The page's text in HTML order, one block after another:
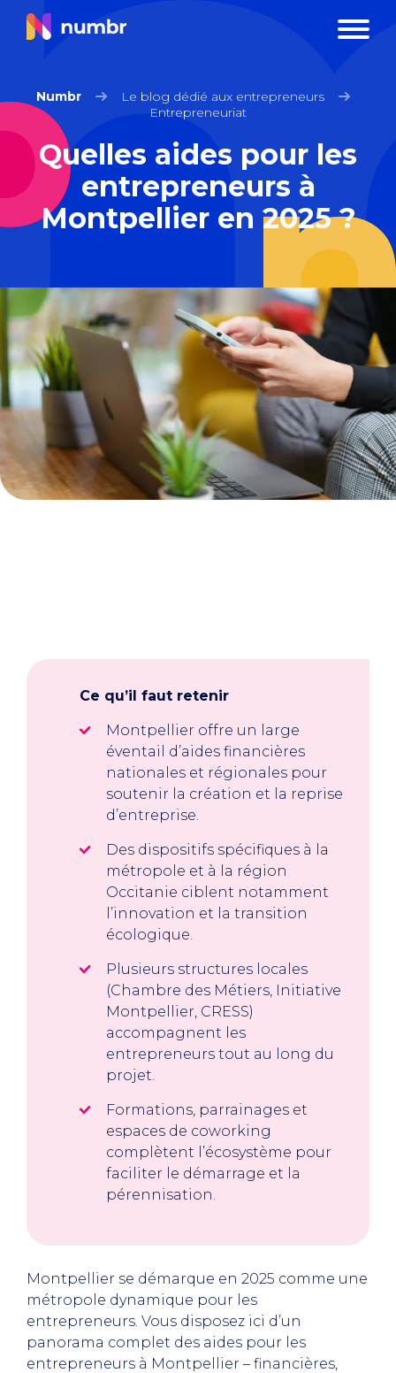
Numbr
Le blog dédié aux entrepreneurs
Entrepreneuriat
Quelles aides pour les
entrepreneurs à
Montpellier en 2025 ?
Ce qu’il faut retenir
Montpellier offre un large
éventail d’aides financières
nationales et régionales pour
soutenir la création et la reprise
d’entreprise.
Des dispositifs spécifiques à la
métropole et à la région
Occitanie ciblent notamment
l’innovation et la transition
écologique.
Plusieurs structures locales
(Chambre des Métiers, Initiative
Montpellier, CRESS)
accompagnent les
entrepreneurs tout au long du
projet.
Formations, parrainages et
espaces de coworking
complètent l’écosystème pour
faciliter le démarrage et la
pérennisation.
Montpellier se démarque en 2025 comme une
métropole dynamique pour les
entrepreneurs. Vous disposez ici d’un
panorama complet des aides pour les
entrepreneurs à Montpellier – financières,